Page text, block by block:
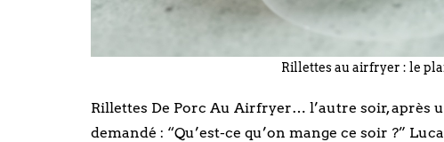
Rillettes au airfryer : le
Rillettes De Porc Au Airfryer… l’autre soir, après
demandé : “Qu’est-ce qu’on mange ce soir ?”